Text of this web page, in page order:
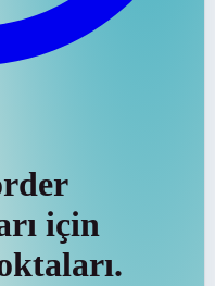
için